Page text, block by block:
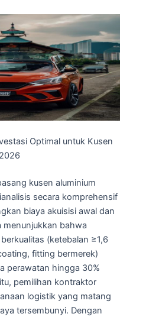
Optimal untuk Kusen
kusen aluminium
secara komprehensif
biaya akuisisi awal dan
menunjukkan bahwa
(ketebalan ≥1,6
fitting bermerek)
perawatan hingga 30%
pemilihan kontraktor
logistik yang matang
tersembunyi. Dengan